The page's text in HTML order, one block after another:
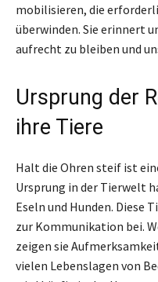
mobilisieren, die
überwinden. Sie erinnert
aufrecht zu bleiben und
Ursprung der
ihre Tiere
Halt die Ohren steif ist
Ursprung in der Tierwelt
Eseln und Hunden. Diese
zur Kommunikation bei.
zeigen sie
vielen Lebenslagen von